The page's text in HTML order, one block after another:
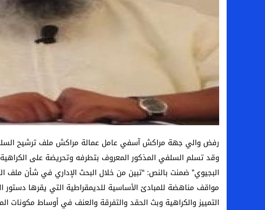
رفض والي جهة مراكش آسفي عامل عمالة مراكش ملف ترشيح
وقد تسلم السلفي المذكور المعروف بتطرفه وتحريضة على الكراهية
البجيوي” ضمنت بالنص: “تبين من خلال البحث الإداري في شأن ملف
مواقف مناهضة للمبادئ الأساسية للديمقراطية التي يقرها
التمييز والكراهية وبث الحقد والتفرقة والعنف في أوساط مكونات